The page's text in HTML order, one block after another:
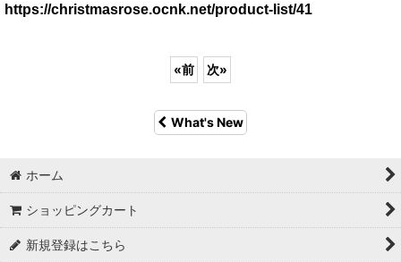
https://christmasrose.ocnk.net/product-list/41
«前 次»
What's New
ホーム
ショッピングカート
新規登録はこちら